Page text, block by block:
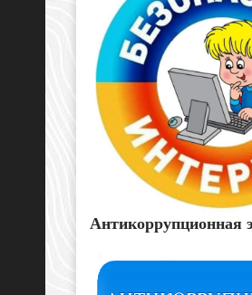
Антикоррупционная